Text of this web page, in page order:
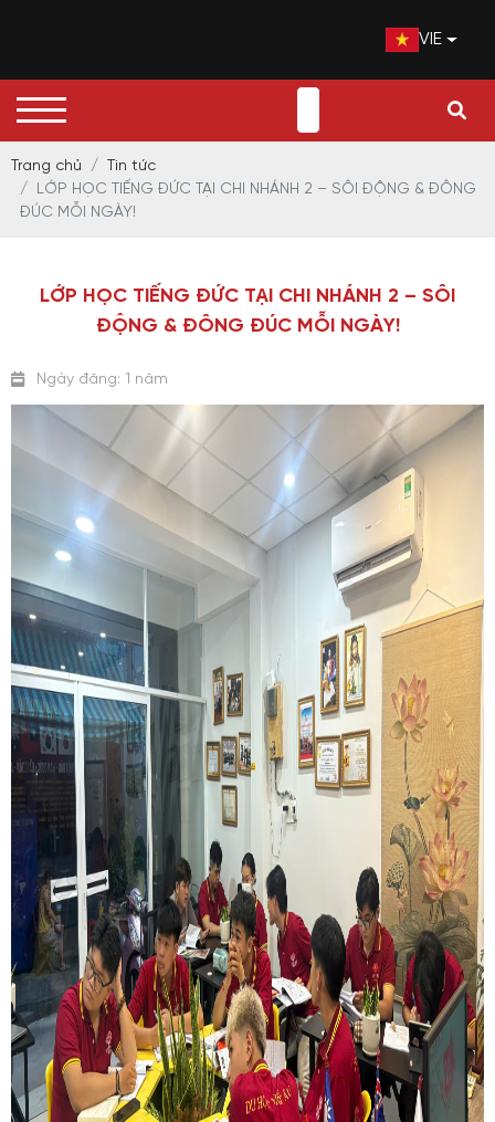
VIE
Trang chủ
Tin tức
LỚP HỌC TIẾNG ĐỨC TẠI CHI NHÁNH 2 – SÔI ĐỘNG & ĐÔNG
ĐÚC MỖI NGÀY!
LỚP HỌC TIẾNG ĐỨC TẠI CHI NHÁNH 2 – SÔI
ĐỘNG & ĐÔNG ĐÚC MỖI NGÀY!
Ngày đăng: 1 năm